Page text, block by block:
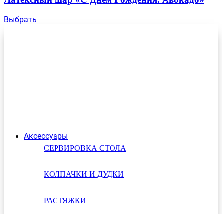
Аксессуары
СЕРВИРОВКА СТОЛА
КОЛПАЧКИ И ДУДКИ
РАСТЯЖКИ
Выбрать